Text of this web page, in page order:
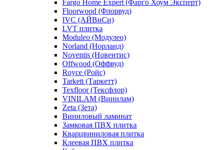
Fargo Home Expert (Фарго Хоум Эксперт)
Floorwood (Флорвуд)
IVC (АЙВиСи)
LVT плитка
Moduleo (Модулео)
Norland (Норланд)
Noventis (Новентис)
Offwood (Оффвуд)
Royce (Ройс)
Tarkett (Таркетт)
Texfloor (Тексфлор)
VINILAM (Винилам)
Zeta (Зета)
Виниловый ламинат
Замковая ПВХ плитка
Кварцвиниловая плитка
Клеевая ПВХ плитка